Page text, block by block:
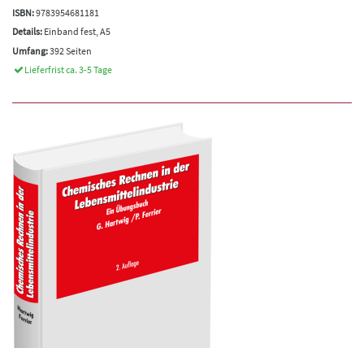
ISBN:9783954681181
Details: Einband fest, A5
Umfang:392 Seiten
Lieferfrist ca. 3-5 Tage